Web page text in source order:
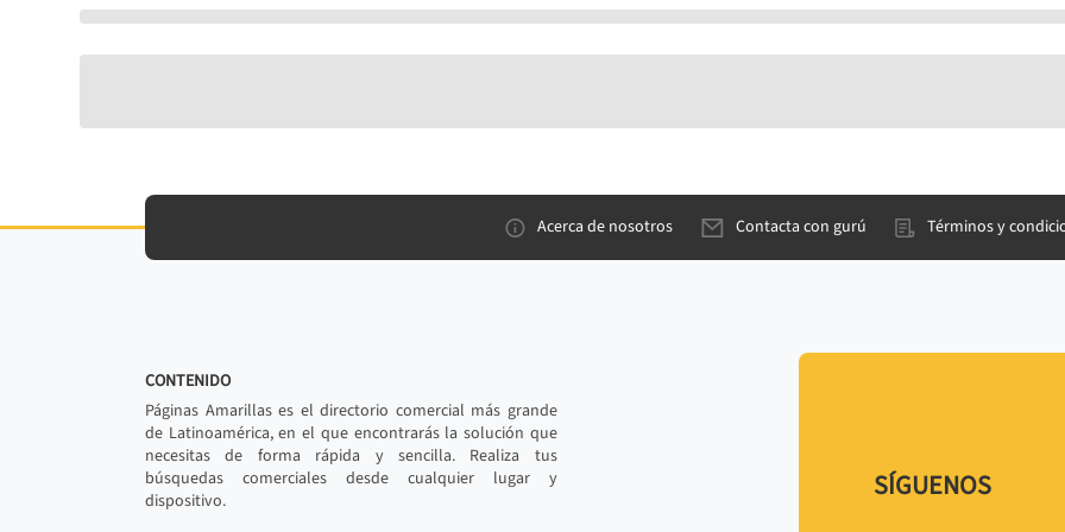
Acerca de nosotros Contacta con gurú Términos y
CONTENIDO
Páginas Amarillas es el directorio comercial más grande
de Latinoamérica, en el que encontrarás la solución que
necesitas de forma rápida y sencilla. Realiza tus
búsquedas comerciales desde cualquier lugar y
dispositivo.
SÍGUENOS